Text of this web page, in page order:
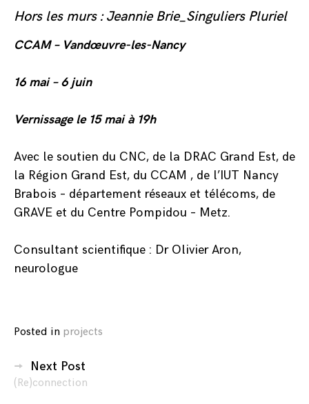
Hors les murs : Jeannie Brie_Singuliers Pluriel
CCAM – Vandœuvre-les-Nancy
16 mai – 6 juin
Vernissage le 15 mai à 19h
Avec le soutien du CNC, de la DRAC Grand Est, de
la Région Grand Est, du CCAM , de l’IUT Nancy
Brabois – département réseaux et télécoms, de
GRAVE et du Centre Pompidou – Metz.
Consultant scientifique : Dr Olivier Aron,
neurologue
Posted in projects
Navigation
des
Next Post
(Re)connection